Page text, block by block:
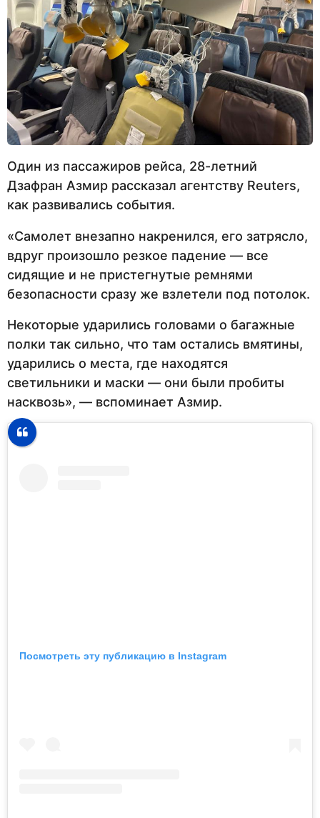
Один из пассажиров рейса, 28-летний
Дзафран Азмир рассказал агентству Reuters,
как развивались события.
«Самолет внезапно накренился, его затрясло,
вдруг произошло резкое падение — все
сидящие и не пристегнутые ремнями
безопасности сразу же взлетели под потолок.
Некоторые ударились головами о багажные
полки так сильно, что там остались вмятины,
ударились о места, где находятся
светильники и маски — они были пробиты
насквозь», — вспоминает Азмир.
Посмотреть эту публикацию в Instagram